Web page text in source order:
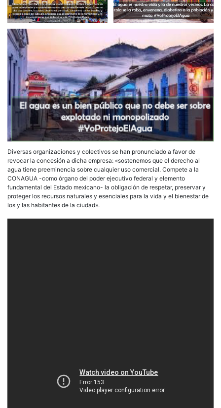
Diversas organizaciones y colectivos se han pronunciado a favor de
revocar la concesión a dicha empresa: «sostenemos que el derecho al
agua tiene preeminencia sobre cualquier uso comercial. Compete a la
CONAGUA -como órgano del poder ejecutivo federal y elemento
fundamental del Estado mexicano- la obligación de respetar, preservar y
proteger los recursos naturales y esenciales para la vida y el bienestar de
los y las habitantes de la ciudad».